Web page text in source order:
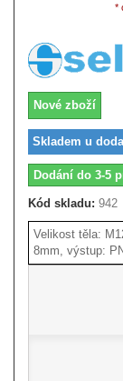
*
Nové zboží
Skladem u
Dodání do 3-5
Kód skladu: 942
Velikost těla:
8mm, výstup: